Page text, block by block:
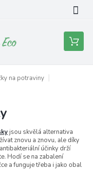
Nákupní
košík
na potraviny
jsou skvělá alternativa
znovu a znovu, ale díky
účinky drží
Hodí se na zabalení
a funguje třeba i jako obal